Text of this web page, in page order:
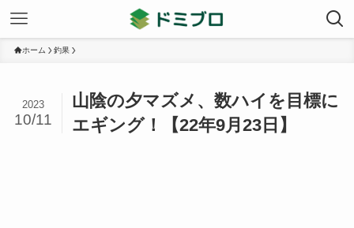
ホーム 釣果
山陰の夕マズメ、数ハイを目標に
エギング！【22年9月23日】
2023
10/11